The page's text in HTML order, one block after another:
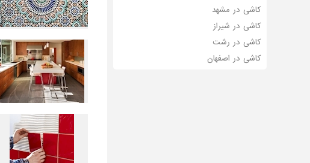
کاشی در مشهد
کاشی در شیراز
کاشی در رشت
کاشی در اصفهان